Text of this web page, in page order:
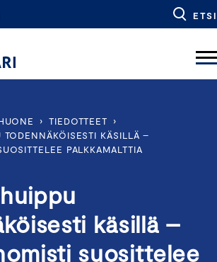
ETSI
› TIEDOTTEET
›
TODENNÄKÖISESTI KÄSILLÄ –
PALKKAMALTTIA
käsillä –
suosittelee